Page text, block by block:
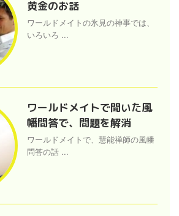
黄金のお話
ワールドメイトの氷見の神事では、
いろいろ ...
ワールドメイトで聞いた風
幡問答で、問題を解消
ワールドメイトで、慧能禅師の風幡
問答の話 ...